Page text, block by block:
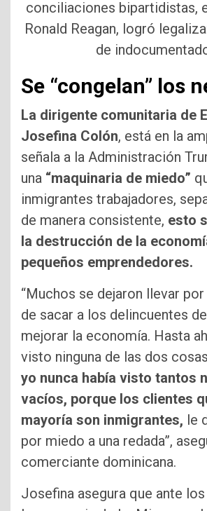
conciliaciones bipartidistas,
Ronald Reagan, logró
de
Se “congelan” los
La dirigente comunitaria de
Josefina Colón, está en la
señala a la Administración
una “maquinaria de miedo”
inmigrantes trabajadores,
de manera consistente, esto
la destrucción de la
pequeños emprendedores.
“Muchos se dejaron llevar
de sacar a los delincuentes
mejorar la economía. Hasta
visto ninguna de las dos
yo nunca había visto tantos
vacíos, porque los clientes
mayoría son inmigrantes, le
por miedo a una redada”,
comerciante dominicana.
Josefina asegura que ante